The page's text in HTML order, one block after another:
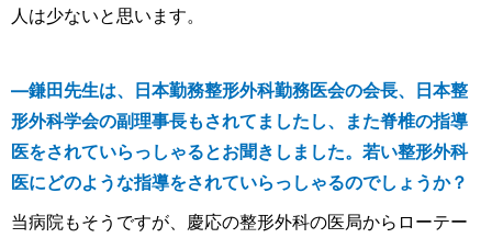
人は少ないと思います。
―鎌田先生は、日本勤務整形外科勤務医会の会長、日本整
形外科学会の副理事長もされてましたし、また脊椎の指導
医をされていらっしゃるとお聞きしました。若い整形外科
医にどのような指導をされていらっしゃるのでしょうか？
当病院もそうですが、慶応の整形外科の医局からローテー